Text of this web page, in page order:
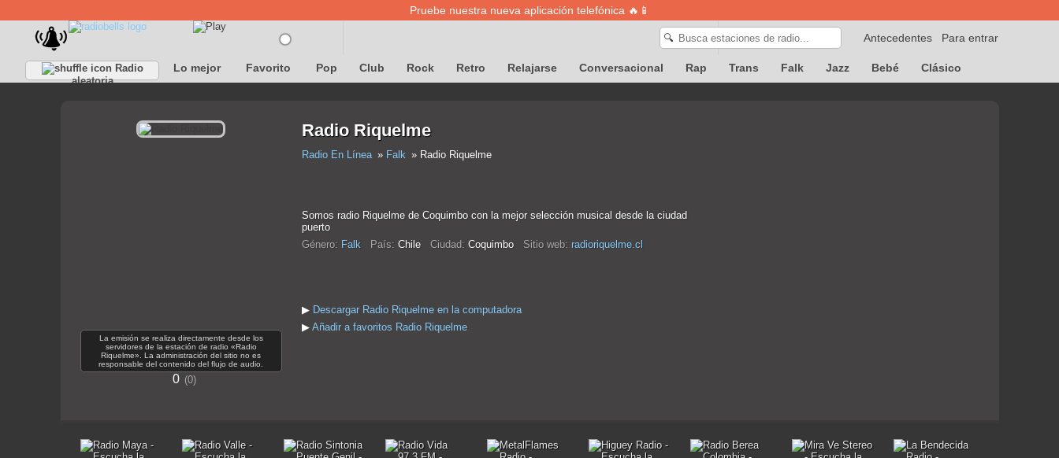
Pruebe nuestra nueva aplicación telefónica 🔥📱
Para entrar
Antecedentes
🔍
Radio
aleatoria
Lo mejor Favorito Pop Club Rock Retro Relajarse Conversacional Rap Trans Falk Jazz Bebé Clásico
La emisión se realiza directamente desde los
servidores de la estación de radio «Radio
Riquelme». La administración del sitio no es
responsable del contenido del flujo de audio.
0 0
Radio Riquelme
Radio En Línea Falk Radio Riquelme
Somos radio Riquelme de Coquimbo con la mejor selección musical desde la ciudad
puerto
Género: Falk País: Chile Ciudad: Coquimbo Sitio web: radioriquelme.cl
▶ Descargar Radio Riquelme en la computadora
▶ Añadir a favoritos Radio Riquelme